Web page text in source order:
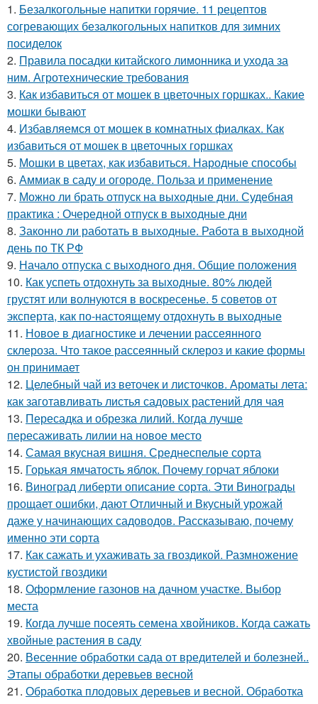
1. Безалкогольные напитки горячие. 11 рецептов
согревающих безалкогольных напитков для зимних
посиделок
2. Правила посадки китайского лимонника и ухода за
ним. Агротехнические требования
3. Как избавиться от мошек в цветочных горшках.. Какие
мошки бывают
4. Избавляемся от мошек в комнатных фиалках. Как
избавиться от мошек в цветочных горшках
5. Мошки в цветах, как избавиться. Народные способы
6. Аммиак в саду и огороде. Польза и применение
7. Можно ли брать отпуск на выходные дни. Судебная
практика : Очередной отпуск в выходные дни
8. Законно ли работать в выходные. Работа в выходной
день по ТК РФ
9. Начало отпуска с выходного дня. Общие положения
10. Как успеть отдохнуть за выходные. 80% людей
грустят или волнуются в воскресенье. 5 советов от
эксперта, как по-настоящему отдохнуть в выходные
11. Новое в диагностике и лечении рассеянного
склероза. Что такое рассеянный склероз и какие формы
он принимает
12. Целебный чай из веточек и листочков. Ароматы лета:
как заготавливать листья садовых растений для чая
13. Пересадка и обрезка лилий. Когда лучше
пересаживать лилии на новое место
14. Самая вкусная вишня. Среднеспелые сорта
15. Горькая ямчатость яблок. Почему горчат яблоки
16. Виноград либерти описание сорта. Эти Винограды
прощает ошибки, дают Отличный и Вкусный урожай
даже у начинающих садоводов. Рассказываю, почему
именно эти сорта
17. Как сажать и ухаживать за гвоздикой. Размножение
кустистой гвоздики
18. Оформление газонов на дачном участке. Выбор
места
19. Когда лучше посеять семена хвойников. Когда сажать
хвойные растения в саду
20. Весенние обработки сада от вредителей и болезней..
Этапы обработки деревьев весной
21. Обработка плодовых деревьев и весной. Обработка